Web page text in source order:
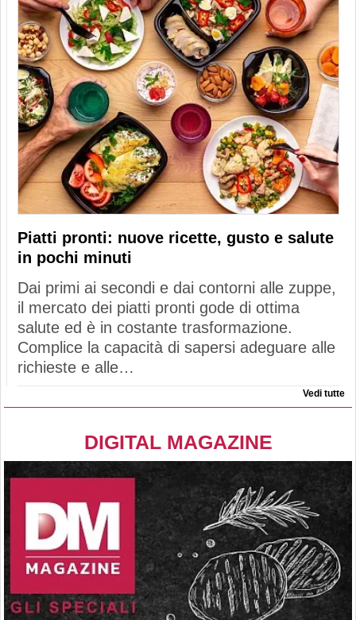
Piatti pronti: nuove ricette, gusto e salute
in pochi minuti
Dai primi ai secondi e dai contorni alle zuppe,
il mercato dei piatti pronti gode di ottima
salute ed è in costante trasformazione.
Complice la capacità di sapersi adeguare alle
richieste e alle…
Vedi tutte
DIGITAL MAGAZINE